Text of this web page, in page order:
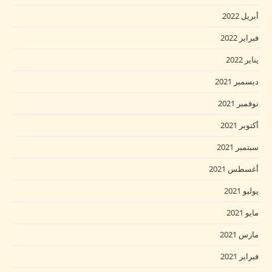
أبريل 2022
فبراير 2022
يناير 2022
ديسمبر 2021
نوفمبر 2021
أكتوبر 2021
سبتمبر 2021
أغسطس 2021
يوليو 2021
مايو 2021
مارس 2021
فبراير 2021